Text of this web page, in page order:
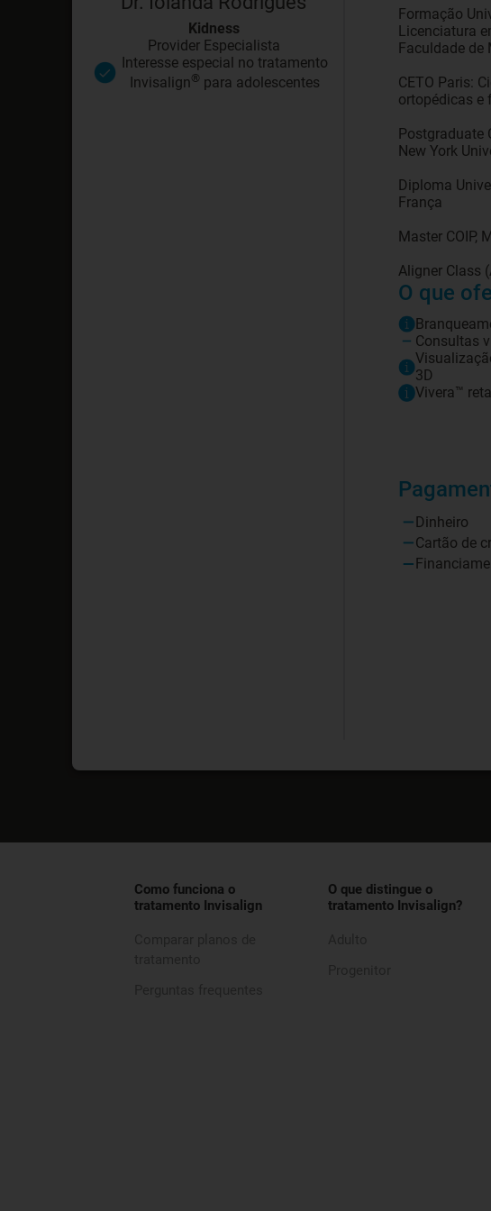
Kidness
Provider Especialista
Interesse especial no tratamento
Invisalign® para adolescentes
Formação
Licenciatura
Faculdade de
CETO Paris:
ortopédicas e
Postgraduate
New York
Diploma
França
Master COIP,
O que
Consultas
3D
Vivera™
Dinheiro
Cartão de
Como funciona o
tratamento Invisalign
O que distingue o
tratamento Invisalign?